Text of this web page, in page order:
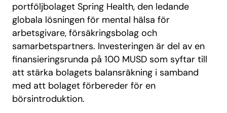
portföljbolaget Spring Health, den ledande
globala lösningen för mental hälsa för
arbetsgivare, försäkringsbolag och
samarbetspartners. Investeringen är del av en
finansieringsrunda på 100 MUSD som syftar till
att stärka bolagets balansräkning i samband
med att bolaget förbereder för en
börsintroduktion.